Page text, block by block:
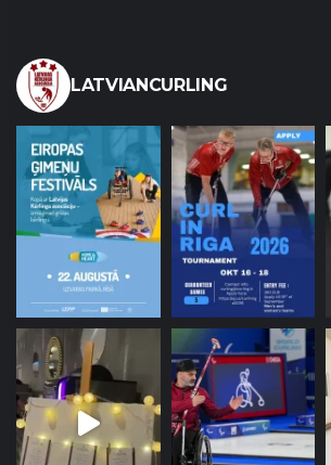
LATVIANCURLING